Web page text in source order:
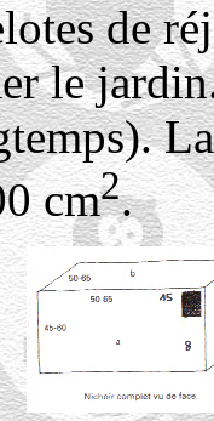
de
le
cm2.